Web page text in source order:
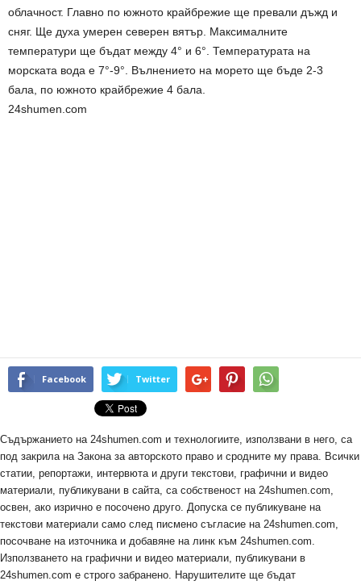
облачност. Главно по южното крайбрежие ще превали дъжд и
сняг. Ще духа умерен северен вятър. Максималните
температури ще бъдат между 4° и 6°. Температурата на
морската вода е 7°-9°. Вълнението на морето ще бъде 2-3
бала, по южното крайбрежие 4 бала.
24shumen.com
Facebook Twitter
Съдържанието на 24shumen.com и технологиите, използвани в него, са
под закрила на Закона за авторското право и сродните му права. Всички
статии, репортажи, интервюта и други текстови, графични и видео
материали, публикувани в сайта, са собственост на 24shumen.com,
освен, ако изрично е посочено друго. Допуска се публикуване на
текстови материали само след писмено съгласие на 24shumen.com,
посочване на източника и добавяне на линк към 24shumen.com.
Използването на графични и видео материали, публикувани в
24shumen.com е строго забранено. Нарушителите ще бъдат